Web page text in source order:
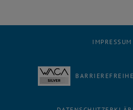
IMPRESSUM